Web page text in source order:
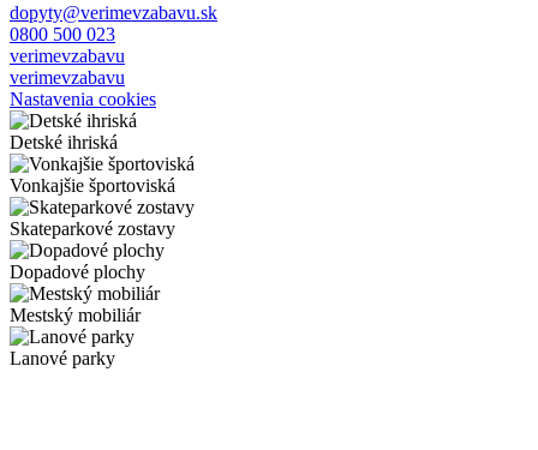
dopyty@verimevzabavu.sk
0800 500 023
verimevzabavu
verimevzabavu
Nastavenia cookies
Detské ihriská
Vonkajšie športoviská
Skateparkové zostavy
Dopadové plochy
Mestský mobiliár
Lanové parky